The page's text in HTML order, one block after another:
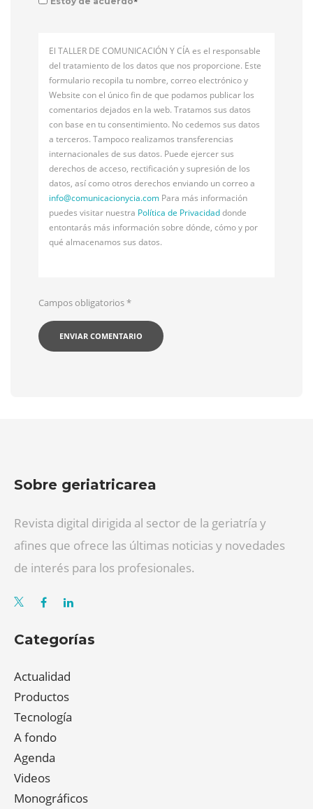
El TALLER DE COMUNICACIÓN Y CÍA es el responsable
del tratamiento de los datos que nos proporcione. Este
formulario recopila tu nombre, correo electrónico y
Website con el único fin de que podamos publicar los
comentarios dejados en la web. Tratamos sus datos
con base en tu consentimiento. No cedemos sus datos
a terceros. Tampoco realizamos transferencias
internacionales de sus datos. Puede ejercer sus
derechos de acceso, rectificación y supresión de los
datos, así como otros derechos enviando un correo a
info@comunicacionycia.com Para más información
puedes visitar nuestra Política de Privacidaddonde
entontarás más información sobre dónde, cómo y por
qué almacenamos sus datos.
Campos obligatorios*
Sobre geriatricarea
Revista digital dirigida al sector de la geriatría y
afines que ofrece las últimas noticias y novedades
de interés para los profesionales.
Categorías
Actualidad
Productos
Tecnología
A fondo
Agenda
Videos
Monográficos